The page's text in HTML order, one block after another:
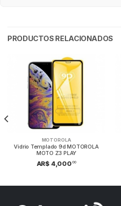
PRODUCTOS RELACIONADOS
MOTOROLA
Vidrio Templado 9d MOTOROLA
MOTO Z3 PLAY
AR$ 4,000 00